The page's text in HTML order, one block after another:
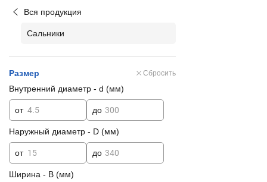
Вся продукция
Сальники
Размер Сбросить
Внутренний диаметр - d (мм)
от до
Наружный диаметр - D (мм)
от до
Ширина - B (мм)